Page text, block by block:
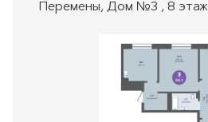
Перемены, Дом №3 , 8 этаж